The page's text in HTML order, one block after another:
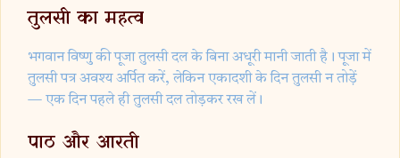
तुलसी का महत्व
भगवान विष्णु की पूजा तुलसी दल के बिना अधूरी मानी जाती है। पूजा में
तुलसी पत्र अवश्य अर्पित करें, लेकिन एकादशी के दिन तुलसी न तोड़ें
— एक दिन पहले ही तुलसी दल तोड़कर रख लें।
पाठ और आरती